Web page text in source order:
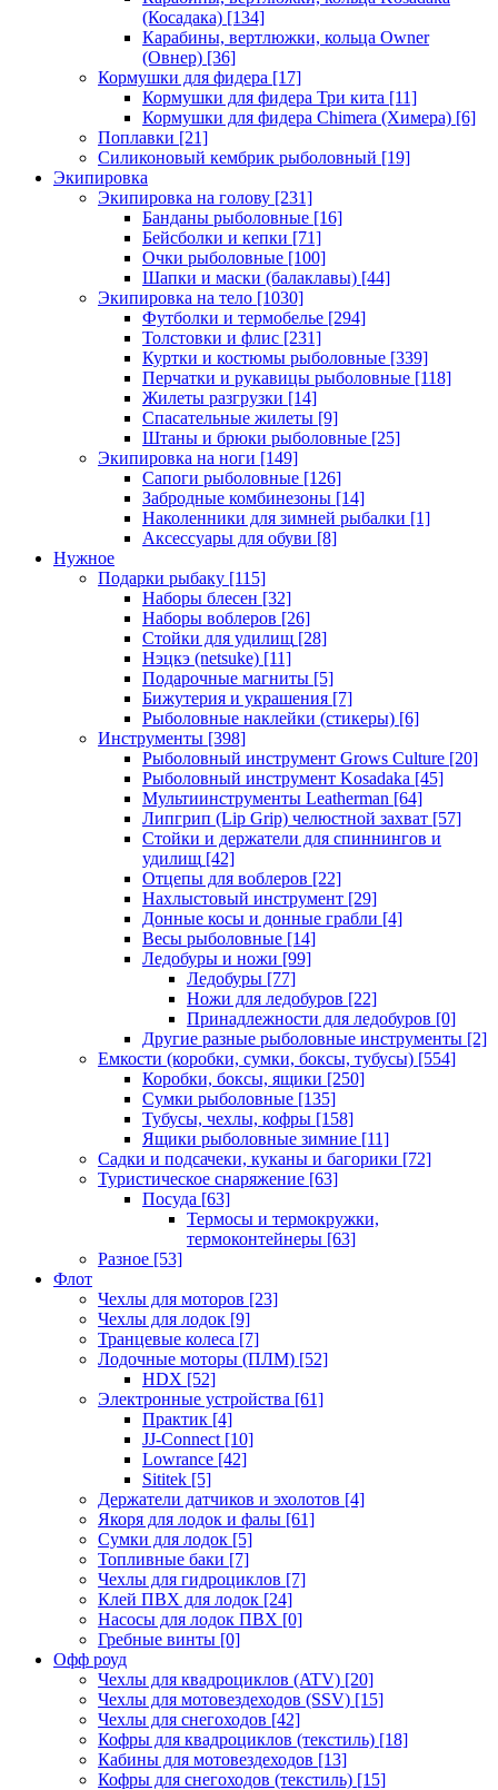
(Косадака) [134]
Карабины, вертлюжки, кольца Owner
(Овнер) [36]
Кормушки для фидера [17]
Кормушки для фидера Три кита [11]
Кормушки для фидера Chimera (Химера) [6]
Поплавки [21]
Силиконовый кембрик рыболовный [19]
Экипировка
Экипировка на голову [231]
Банданы рыболовные [16]
Бейсболки и кепки [71]
Очки рыболовные [100]
Шапки и маски (балаклавы) [44]
Экипировка на тело [1030]
Футболки и термобелье [294]
Толстовки и флис [231]
Куртки и костюмы рыболовные [339]
Перчатки и рукавицы рыболовные [118]
Жилеты разгрузки [14]
Спасательные жилеты [9]
Штаны и брюки рыболовные [25]
Экипировка на ноги [149]
Сапоги рыболовные [126]
Забродные комбинезоны [14]
Наколенники для зимней рыбалки [1]
Аксессуары для обуви [8]
Нужное
Подарки рыбаку [115]
Наборы блесен [32]
Наборы воблеров [26]
Стойки для удилищ [28]
Нэцкэ (netsuke) [11]
Подарочные магниты [5]
Бижутерия и украшения [7]
Рыболовные наклейки (стикеры) [6]
Инструменты [398]
Рыболовный инструмент Grows Culture [20]
Рыболовный инструмент Kosadaka [45]
Мультиинструменты Leatherman [64]
Липгрип (Lip Grip) челюстной захват [57]
Стойки и держатели для спиннингов и
удилищ [42]
Отцепы для воблеров [22]
Нахлыстовый инструмент [29]
Донные косы и донные грабли [4]
Весы рыболовные [14]
Ледобуры и ножи [99]
Ледобуры [77]
Ножи для ледобуров [22]
Принадлежности для ледобуров [0]
Другие разные рыболовные инструменты [2]
Емкости (коробки, сумки, боксы, тубусы) [554]
Коробки, боксы, ящики [250]
Сумки рыболовные [135]
Тубусы, чехлы, кофры [158]
Ящики рыболовные зимние [11]
Садки и подсачеки, куканы и багорики [72]
Туристическое снаряжение [63]
Посуда [63]
Термосы и термокружки,
термоконтейнеры [63]
Разное [53]
Флот
Чехлы для моторов [23]
Чехлы для лодок [9]
Транцевые колеса [7]
Лодочные моторы (ПЛМ) [52]
HDX [52]
Электронные устройства [61]
Практик [4]
JJ-Connect [10]
Lowrance [42]
Sititek [5]
Держатели датчиков и эхолотов [4]
Якоря для лодок и фалы [61]
Сумки для лодок [5]
Топливные баки [7]
Чехлы для гидроциклов [7]
Клей ПВХ для лодок [24]
Насосы для лодок ПВХ [0]
Гребные винты [0]
Офф роуд
Чехлы для квадроциклов (ATV) [20]
Чехлы для мотовездеходов (SSV) [15]
Чехлы для снегоходов [42]
Кофры для квадроциклов (текстиль) [18]
Кабины для мотовездеходов [13]
Кофры для снегоходов (текстиль) [15]